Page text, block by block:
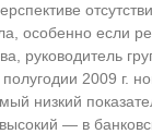
особенно если
руководитель
2009 г.
низкий
— в